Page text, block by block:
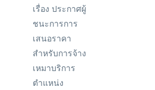
เรื่อง ประกาศผู้
ชนะการการ
เสนอราคา
สำหรับการจ้าง
เหมาบริการ
ตำแหน่ง